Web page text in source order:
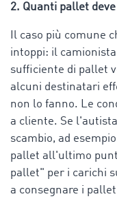
2. Quanti pallet
Il caso più comune
intoppi: il
sufficiente di pallet
alcuni destinatari
non lo fanno. Le
a cliente. Se
scambio, ad
pallet all'ultimo
pallet" per i carichi
a consegnare i